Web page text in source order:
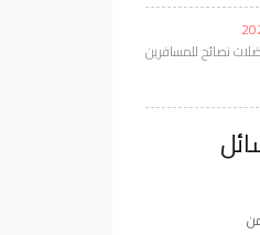
نصائح للمسافرين